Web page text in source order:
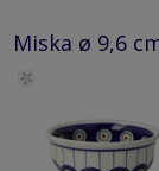
Miska ø 9,6